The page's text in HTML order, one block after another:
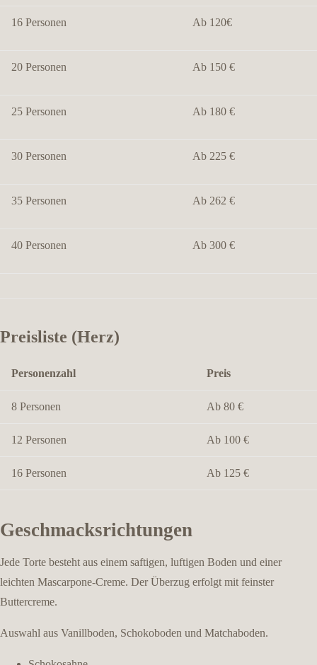
16 Personen Ab 120€
20 Personen Ab 150 €
25 Personen Ab 180 €
30 Personen Ab 225 €
35 Personen Ab 262 €
40 Personen Ab 300 €
Preisliste (Herz)
Personenzahl Preis
8 Personen Ab 80 €
12 Personen Ab 100 €
16 Personen Ab 125 €
Geschmacksrichtungen
Jede Torte besteht aus einem saftigen, luftigen Boden und einer
leichten Mascarpone-Creme. Der Überzug erfolgt mit feinster
Buttercreme.
Auswahl aus Vanillboden, Schokoboden und Matchaboden.